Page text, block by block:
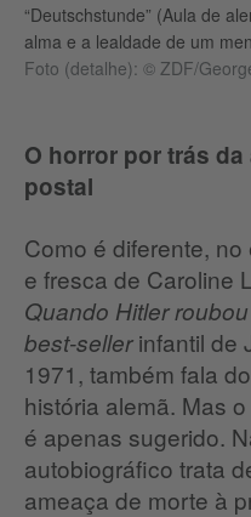
“Deutschstunde” (Aula de
alma e a lealdade de um
Foto (detalhe): © ZDF/
O horror por trás
postal
Como é diferente,
e fresca de Caroline
Quando Hitler
best-sellerinfantil de
1971, também fala
história alemã. Mas
é apenas sugerido.
autobiográfico trata
ameaça de morte à